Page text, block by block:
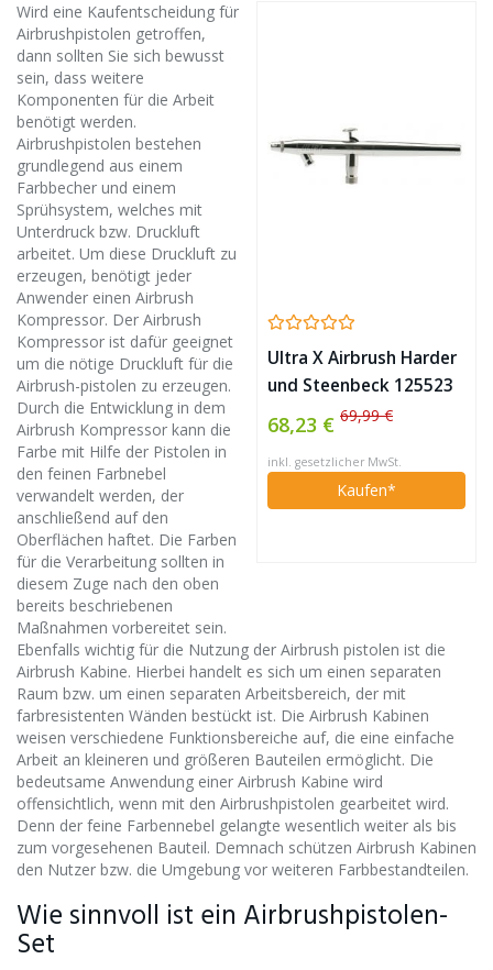
Ultra X Airbrush Harder
und Steenbeck 125523
Airbrush Pistole
68,23 € 69,99 €
inkl. gesetzlicher MwSt.
Kaufen*
Wird eine Kaufentscheidung für
Airbrushpistolen getroffen,
dann sollten Sie sich bewusst
sein, dass weitere
Komponenten für die Arbeit
benötigt werden.
Airbrushpistolen bestehen
grundlegend aus einem
Farbbecher und einem
Sprühsystem, welches mit
Unterdruck bzw. Druckluft
arbeitet. Um diese Druckluft zu
erzeugen, benötigt jeder
Anwender einen Airbrush
Kompressor. Der Airbrush
Kompressor ist dafür geeignet
um die nötige Druckluft für die
Airbrush-pistolen zu erzeugen.
Durch die Entwicklung in dem
Airbrush Kompressor kann die
Farbe mit Hilfe der Pistolen in
den feinen Farbnebel
verwandelt werden, der
anschließend auf den
Oberflächen haftet. Die Farben
für die Verarbeitung sollten in
diesem Zuge nach den oben
bereits beschriebenen
Maßnahmen vorbereitet sein.
Ebenfalls wichtig für die Nutzung der Airbrush pistolen ist die
Airbrush Kabine. Hierbei handelt es sich um einen separaten
Raum bzw. um einen separaten Arbeitsbereich, der mit
farbresistenten Wänden bestückt ist. Die Airbrush Kabinen
weisen verschiedene Funktionsbereiche auf, die eine einfache
Arbeit an kleineren und größeren Bauteilen ermöglicht. Die
bedeutsame Anwendung einer Airbrush Kabine wird
offensichtlich, wenn mit den Airbrushpistolen gearbeitet wird.
Denn der feine Farbennebel gelangte wesentlich weiter als bis
zum vorgesehenen Bauteil. Demnach schützen Airbrush Kabinen
den Nutzer bzw. die Umgebung vor weiteren Farbbestandteilen.
Wie sinnvoll ist ein Airbrushpistolen-
Set